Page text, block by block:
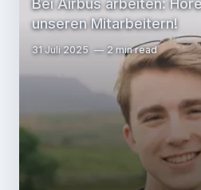
Bei Airbus arbeiten:
unseren Mitarbeitern!
31 Juli 2025 2 min read